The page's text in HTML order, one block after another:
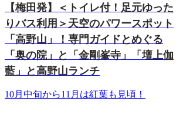
【梅田発】＜トイレ付！足元ゆった
りバス利用＞天空のパワースポット
「高野山」！専門ガイドとめぐる
「奥の院」と「金剛峯寺」「壇上伽
藍」と高野山ランチ
10月中旬から11月は紅葉も見頃！